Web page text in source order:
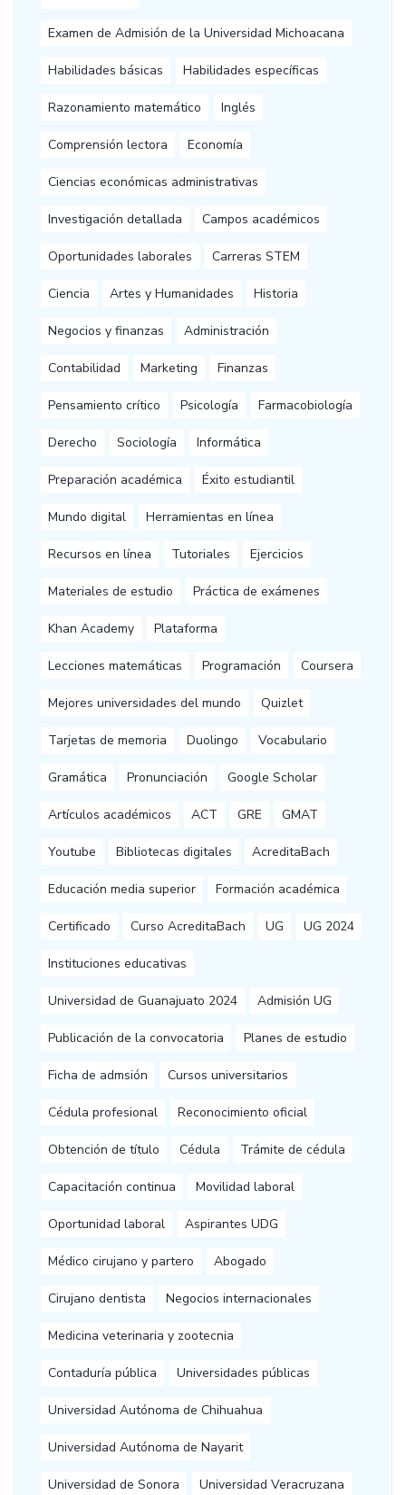
Examen de Admisión de la Universidad Michoacana
Habilidades básicas Habilidades específicas
Razonamiento matemático Inglés
Comprensión lectora Economía
Ciencias económicas administrativas
Investigación detallada Campos académicos
Oportunidades laborales Carreras STEM
Ciencia Artes y Humanidades Historia
Negocios y finanzas Administración
Contabilidad Marketing Finanzas
Pensamiento crítico Psicología Farmacobiología
Derecho Sociología Informática
Preparación académica Éxito estudiantil
Mundo digital Herramientas en línea
Recursos en línea Tutoriales Ejercicios
Materiales de estudio Práctica de exámenes
Khan Academy Plataforma
Lecciones matemáticas Programación Coursera
Mejores universidades del mundo Quizlet
Tarjetas de memoria Duolingo Vocabulario
Gramática Pronunciación Google Scholar
Artículos académicos ACT GRE GMAT
Youtube Bibliotecas digitales AcreditaBach
Educación media superior Formación académica
Certificado Curso AcreditaBach UG UG 2024
Instituciones educativas
Universidad de Guanajuato 2024 Admisión UG
Publicación de la convocatoria Planes de estudio
Ficha de admsión Cursos universitarios
Cédula profesional Reconocimiento oficial
Obtención de título Cédula Trámite de cédula
Capacitación continua Movilidad laboral
Oportunidad laboral Aspirantes UDG
Médico cirujano y partero Abogado
Cirujano dentista Negocios internacionales
Medicina veterinaria y zootecnia
Contaduría pública Universidades públicas
Universidad Autónoma de Chihuahua
Universidad Autónoma de Nayarit
Universidad de Sonora Universidad Veracruzana